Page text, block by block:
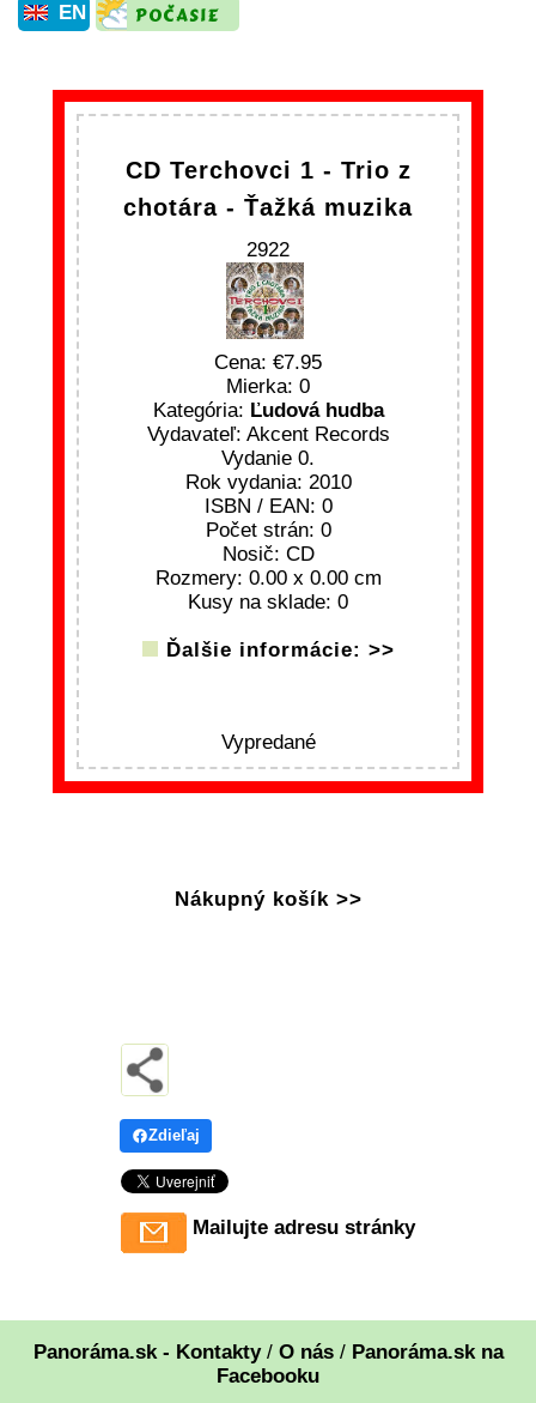
EN
CD Terchovci 1 - Trio z
chotára - Ťažká muzika
2922
Cena:
7.95
Mierka: 0
Kategória: Ľudová hudba
Vydavateľ: Akcent Records
Vydanie 0.
Rok vydania: 2010
ISBN / EAN: 0
Počet strán: 0
Nosič: CD
Rozmery: 0.00 x 0.00 cm
Kusy na sklade: 0
Ďalšie informácie: >>
Vypredané
Nákupný košík >>
Zdieľaj
Mailujte adresu stránky
Panoráma.sk - Kontakty/ O nás/ Panoráma.sk na
Facebooku